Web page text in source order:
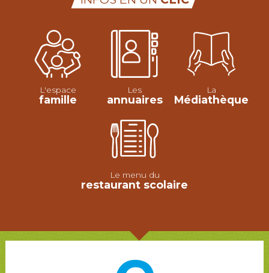
L'espace
famille
Les
annuaires
La
Médiathèque
Le menu du
restaurant scolaire